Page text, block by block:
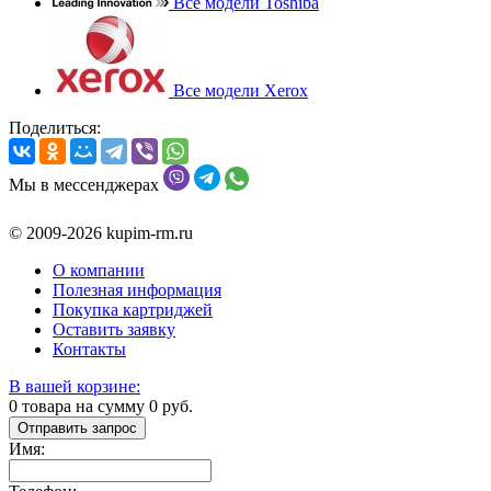
Все модели Xerox
Поделиться:
Мы в мессенджерах
© 2009-2026 kupim-rm.ru
О компании
Полезная информация
Покупка картриджей
Оставить заявку
Контакты
В вашей корзине:
0 товара на сумму 0 руб.
Отправить запрос
Имя: